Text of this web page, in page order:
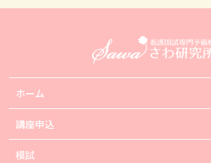
ホーム
講座申込
模試